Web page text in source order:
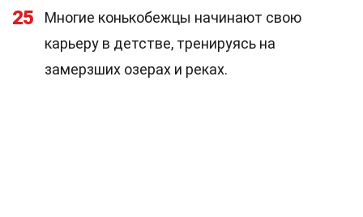
25
Многие конькобежцы начинают свою
карьеру в детстве, тренируясь на
замерзших озерах и реках.